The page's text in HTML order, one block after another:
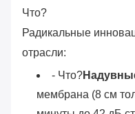
Что?
Радикальные
отрасли:
- Что?
мембрана (8 см